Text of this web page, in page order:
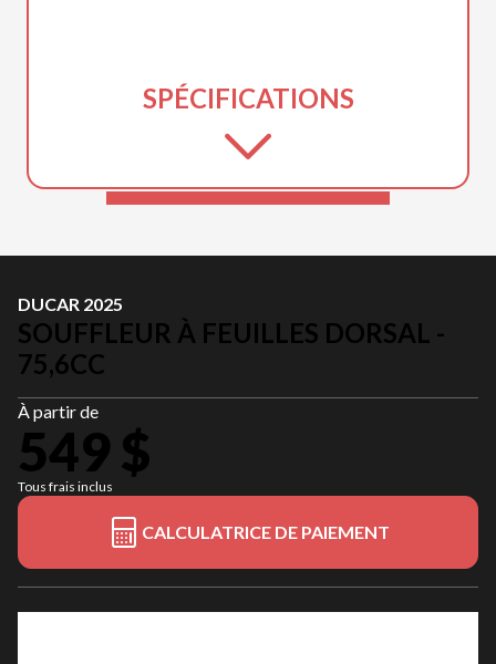
SPÉCIFICATIONS
DUCAR 2025
SOUFFLEUR À FEUILLES DORSAL -
75,6CC
À partir de
549 $
Tous frais inclus
CALCULATRICE DE PAIEMENT